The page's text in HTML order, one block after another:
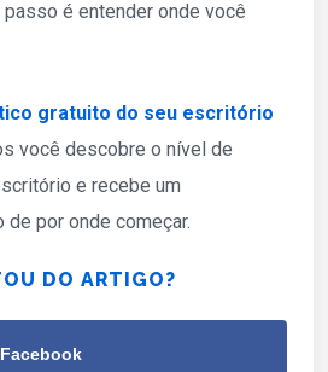
é entender onde você
gratuito do seu escritório
você descobre o nível de
e recebe um
por onde começar.
DO ARTIGO?